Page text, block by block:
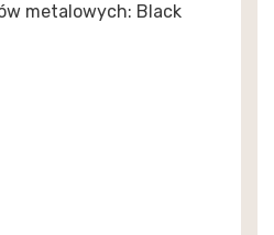
metalowych: Black